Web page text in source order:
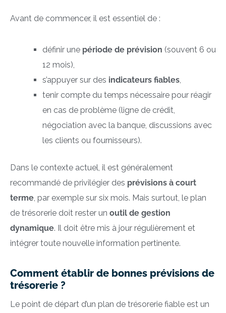
Avant de commencer, il est essentiel de :
définir une période de prévision (souvent 6 ou
12 mois),
s’appuyer sur des indicateurs fiables,
tenir compte du temps nécessaire pour réagir
en cas de problème (ligne de crédit,
négociation avec la banque, discussions avec
les clients ou fournisseurs).
Dans le contexte actuel, il est généralement
recommandé de privilégier des prévisions à court
terme, par exemple sur six mois. Mais surtout, le plan
de trésorerie doit rester un outil de gestion
dynamique. Il doit être mis à jour régulièrement et
intégrer toute nouvelle information pertinente.
Comment établir de bonnes prévisions de
trésorerie ?
Le point de départ d’un plan de trésorerie fiable est un